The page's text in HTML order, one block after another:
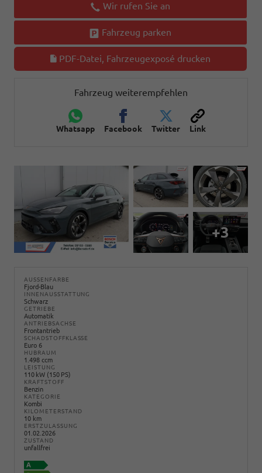
Wir rufen Sie an
Fahrzeug parken
PDF-Datei, Fahrzeugexposé drucken
Fahrzeug weiterempfehlen
Whatsapp Facebook Twitter Link
+3
AUSSENFARBE
Fjord-Blau
INNENAUSSTATTUNG
Schwarz
GETRIEBE
Automatik
ANTRIEBSACHSE
Frontantrieb
SCHADSTOFFKLASSE
Euro 6
HUBRAUM
1.498 ccm
LEISTUNG
110 kW (150 PS)
KRAFTSTOFF
Benzin
KATEGORIE
Kombi
KILOMETERSTAND
10 km
ERSTZULASSUNG
01.02.2026
ZUSTAND
unfallfrei